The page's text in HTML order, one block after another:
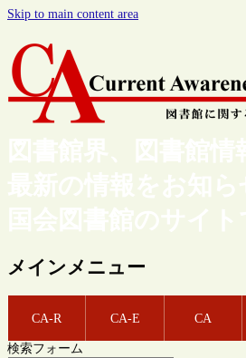
Skip to main content area
図書館界、図書館情
最新の情報をお知
国会図書館のサイト
メインメニュー
CA-R CA-E CA
検索フォーム